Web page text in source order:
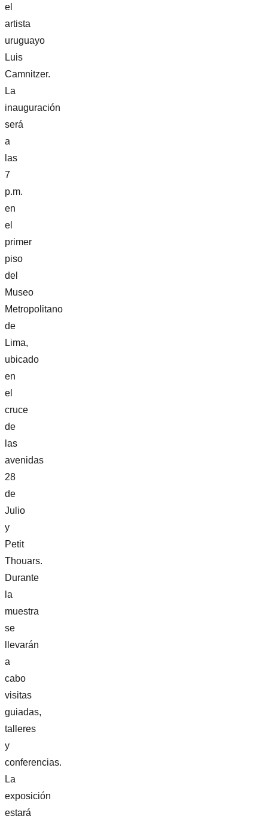
el
artista
uruguayo
Luis
Camnitzer.
La
inauguración
será
a
las
7
p.m.
en
el
primer
piso
del
Museo
Metropolitano
de
Lima,
ubicado
en
el
cruce
de
las
avenidas
28
de
Julio
y
Petit
Thouars.
Durante
la
muestra
se
llevarán
a
cabo
visitas
guiadas,
talleres
y
conferencias.
La
exposición
estará